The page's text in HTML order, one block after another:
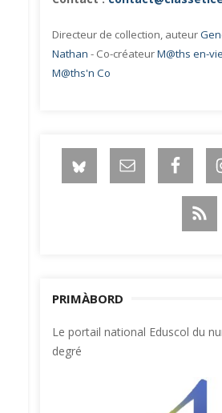
Directeur de collection, auteur
Nathan - Co-créateurM@ths en-vie
M@ths'n Co
PRIMÀBORD
Le portail national Eduscol du
degré